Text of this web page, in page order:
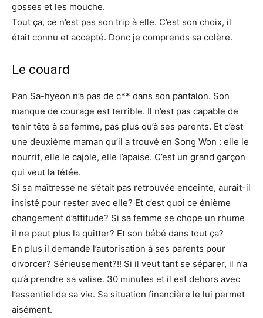
gosses et les mouche.
Tout ça, ce n’est pas son trip à elle. C’est son choix, il
était connu et accepté. Donc je comprends sa colère.
Le couard
Pan Sa-hyeon n’a pas de c** dans son pantalon. Son
manque de courage est terrible. Il n’est pas capable de
tenir tête à sa femme, pas plus qu’à ses parents. Et c’est
une deuxième maman qu’il a trouvé en Song Won : elle le
nourrit, elle le cajole, elle l’apaise. C’est un grand garçon
qui veut la tétée.
Si sa maîtresse ne s’était pas retrouvée enceinte, aurait-il
insisté pour rester avec elle? Et c’est quoi ce énième
changement d’attitude? Si sa femme se chope un rhume
il ne peut plus la quitter? Et son bébé dans tout ça?
En plus il demande l’autorisation à ses parents pour
divorcer? Sérieusement?!! Si il veut tant se séparer, il n’a
qu’à prendre sa valise. 30 minutes et il est dehors avec
l’essentiel de sa vie. Sa situation financière le lui permet
aisément.